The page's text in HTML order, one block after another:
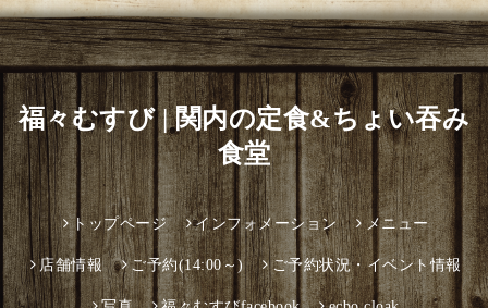
福々むすび | 関内の定食&ちょい吞み
食堂
トップページ インフォメーション メニュー
店舗情報 ご予約(14:00～) ご予約状況・イベント情報